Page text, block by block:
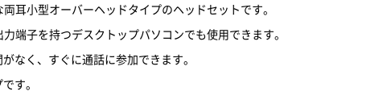
耳小型オーバーヘッドタイプのヘッドセットです。
子を持つデスクトップパソコンでも使用できます。
なく、すぐに通話に参加できます。
す。